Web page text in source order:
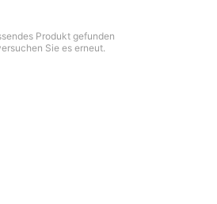
Produkt gefunden
Sie es erneut.